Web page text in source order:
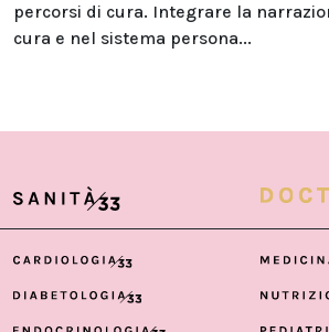
percorsi di cura. Integrare la
cura e nel sistema persona...